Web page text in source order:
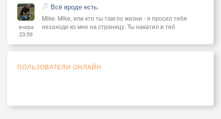
вчера
23:59
Всё вроде есть.
Mike. Mike, или кто ты там по жизни - я просил тебя
незаходи ко мне на страницу. Ты накатил и теб
ПОЛЬЗОВАТЕЛИ ОНЛАЙН